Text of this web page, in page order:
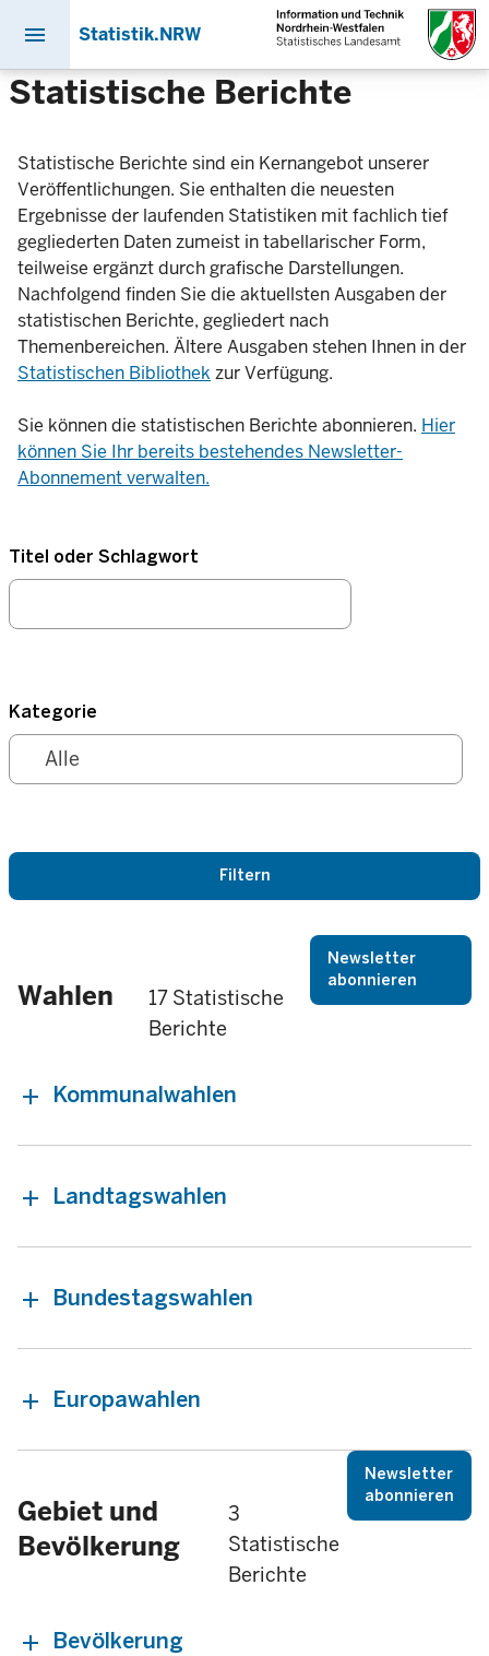
Direkt
zum
menu Statistik.NRW
Statistische Berichte
Statistische Berichte sind ein Kernangebot unserer
Veröffentlichungen. Sie enthalten die neuesten
Ergebnisse der laufenden Statistiken mit fachlich tief
gegliederten Daten zumeist in tabellarischer Form,
teilweise ergänzt durch grafische Darstellungen.
Nachfolgend finden Sie die aktuellsten Ausgaben der
statistischen Berichte, gegliedert nach
Themenbereichen. Ältere Ausgaben stehen Ihnen in der
Statistischen Bibliothek zur Verfügung.
Sie können die statistischen Berichte abonnieren. Hier
können Sie Ihr bereits bestehendes Newsletter-
Abonnement verwalten.
Titel oder Schlagwort
Kategorie
Wahlen
17 Statistische
Berichte
Newsletter
abonnieren
Kommunalwahlen
Landtagswahlen
Bundestagswahlen
Europawahlen
Gebiet und
Bevölkerung
3
Statistische
Berichte
Newsletter
abonnieren
Bevölkerung